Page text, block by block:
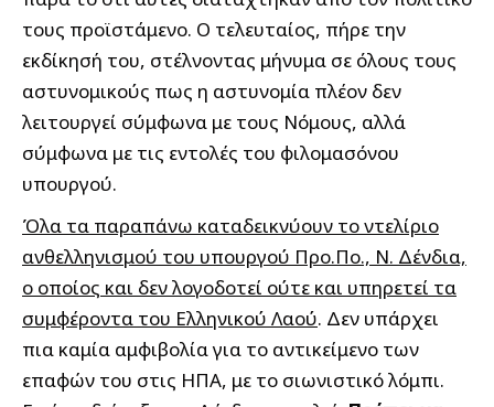
τους προϊστάμενο. Ο τελευταίος, πήρε την
εκδίκησή του, στέλνοντας μήνυμα σε όλους τους
αστυνομικούς πως η αστυνομία πλέον δεν
λειτουργεί σύμφωνα με τους Νόμους, αλλά
σύμφωνα με τις εντολές του φιλομασόνου
υπουργού.
Όλα τα παραπάνω καταδεικνύουν το ντελίριο
ανθελληνισμού του υπουργού Προ.Πο., Ν. Δένδια,
ο οποίος και δεν λογοδοτεί ούτε και υπηρετεί τα
συμφέροντα του Ελληνικού Λαού. Δεν υπάρχει
πια καμία αμφιβολία για το αντικείμενο των
επαφών του στις ΗΠΑ, με το σιωνιστικό λόμπι.